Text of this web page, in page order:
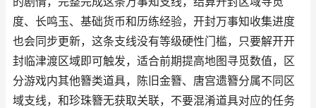
度、长鸣玉、基础货币和历练经验，开封万事知收集进度
也会同步更新，这条支线没有等级硬性门槛，只要解开开
封临津渡区域即可触发，适合前期提高地图寻觅数值，区
分游戏内其他簪类道具，陈旧金簪、唐宫遗簪分属不同区
域支线，和珍珠簪无获取关联，不要混淆道具对应的任务